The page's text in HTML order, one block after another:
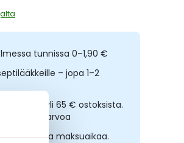
tunnissa 0–1,90 €
– jopa 1–2
yli 65 € ostoksista.
arvoa
korotonta maksuaikaa.